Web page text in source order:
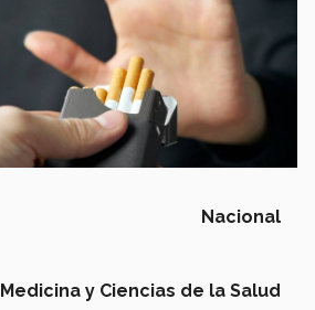
Nacional
Medicina y Ciencias de la Salud